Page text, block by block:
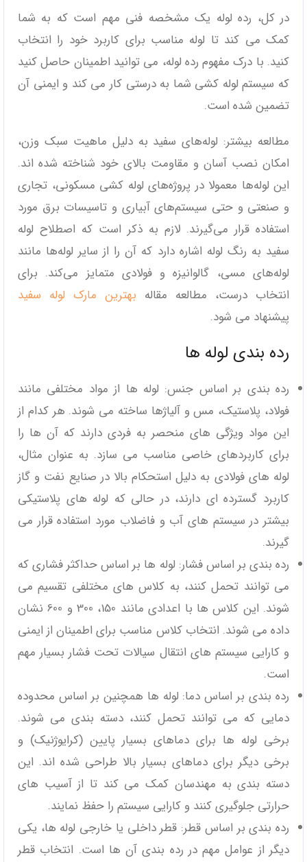
در کل، رده لوله یک مشخصه فنی مهم است که به شما
کمک می ‌کند تا لوله مناسب برای کاربرد خود را انتخاب
کنید. با درک مفهوم رده لوله، می‌ توانید اطمینان حاصل کنید
که سیستم لوله کشی شما به درستی کار می‌ کند و ایمنی آن
تضمین شده است.
مطالعه بیشتر: لوله‌های سفید به دلیل ماهیت سبک وزن،
امکان نصب آسان و مقاومت بالای خود شناخته شده اند.
این لوله‌ها معمولا در پروژه‌های لوله کشی مسکونی، تجاری
و صنعتی و حتی سیستم‌های آبیاری و تاسیسات برق مورد
استفاده قرار می‌گیرند. لازم به ذکر است که اصطلاح لوله
سفید به رنگ لوله اشاره دارد که آن را از سایر لوله‌ها مانند
لوله‌های مسی، گالوانیزه و فولادی متمایز می‌کند. برای
انتخاب درست، مطالعه مقاله بهترین مارک لوله سفید
پیشنهاد می شود.
رده بندی لوله‌ ها
رده بندی بر اساس جنس: لوله‌ ها از مواد مختلفی مانند
فولاد، پلاستیک، مس و آلیاژها ساخته می ‌شوند. هر کدام از
این مواد ویژگی ‌های منحصر به فردی دارند که آن‌ ها را
برای کاربردهای خاصی مناسب می‌ سازد. به عنوان مثال،
لوله ‌های فولادی به دلیل استحکام بالا در صنایع نفت و گاز
کاربرد گسترده‌ ای دارند، در حالی که لوله‌ های پلاستیکی
بیشتر در سیستم‌ های آب و فاضلاب مورد استفاده قرار می
‌گیرند.
رده بندی بر اساس فشار: لوله‌ ها بر اساس حداکثر فشاری که
می ‌توانند تحمل کنند، به کلاس‌ های مختلفی تقسیم می
‌شوند. این کلاس‌ ها با اعدادی مانند 150، 300 و 600 نشان
داده می ‌شوند. انتخاب کلاس مناسب برای اطمینان از ایمنی
و کارایی سیستم‌ های انتقال سیالات تحت فشار بسیار مهم
است.
رده بندی بر اساس دما: لوله‌ ها همچنین بر اساس محدوده
دمایی که می ‌توانند تحمل کنند، دسته ‌بندی می ‌شوند.
برخی لوله‌ ها برای دماهای بسیار پایین (کرایوژنیک) و
برخی دیگر برای دماهای بسیار بالا طراحی شده ‌اند. این
دسته ‌بندی به مهندسان کمک می ‌کند تا از آسیب ‌های
حرارتی جلوگیری کنند و کارایی سیستم را حفظ نمایند.
رده بندی بر اساس قطر: قطر داخلی یا خارجی لوله ‌ها، یکی
دیگر از عوامل مهم در رده بندی آن‌ ها است. انتخاب قطر